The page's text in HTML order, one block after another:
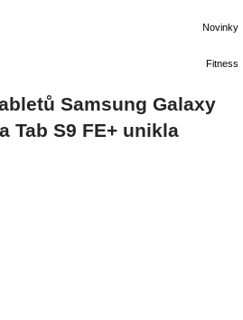
Novinky
Fitness
Samsung Galaxy
Tab S9 FE+ unikla